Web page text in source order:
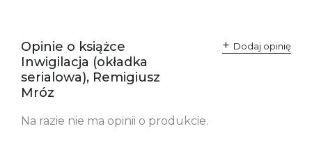
Ostrzeżenia oraz
informacje dotyczące
bezpieczeństwa:
Opinie o książce
Inwigilacja (okładka
serialowa), Remigiusz
Mróz
Dodaj opinię
Na razie nie ma opinii o produkcie.